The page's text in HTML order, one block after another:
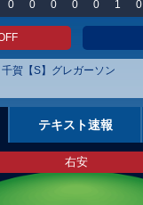
0 0 0 0 0 1 0
千賀【S】グレガーソン
テキスト速報